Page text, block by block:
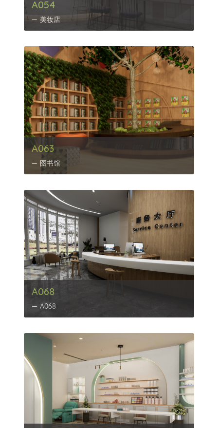
A054
美妆店
A063
图书馆
A068
A068